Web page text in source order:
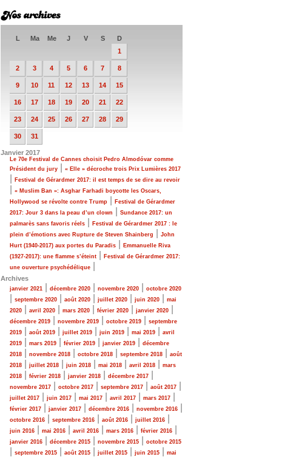
L Ma Me J V S
D
1
2 3 4 5 6 7 8
9 10 11 12 13 14 15
16 17 18 19 20 21 22
23 24 25 26 27 28 29
30 31
Janvier 2017
Le 70e Festival de Cannes choisit Pedro Almodóvar comme
Président du jury
« Elle » décroche trois Prix Lumières 2017
Festival de Gérardmer 2017: il est temps de se dire au revoir
« Muslim Ban »: Asghar Farhadi boycotte les Oscars,
Hollywood se révolte contre Trump
Festival de Gérardmer
2017: Jour 3 dans la peau d’un clown
Sundance 2017: un
palmarès sans favoris réels
Festival de Gérardmer 2017 : le
plein d’émotions avec Rupture de Steven Shainberg
John
Hurt (1940-2017) aux portes du Paradis
Emmanuelle Riva
(1927-2017): une flamme s’éteint
Festival de Gérardmer 2017:
une ouverture psychédélique
Archives
janvier 2021 décembre 2020 novembre 2020 octobre 2020
septembre 2020 août 2020 juillet 2020 juin 2020
mai
2020
avril 2020 mars 2020 février 2020 janvier 2020
décembre 2019 novembre 2019 octobre 2019
septembre
2019
août 2019 juillet 2019 juin 2019 mai 2019
avril
2019
mars 2019 février 2019 janvier 2019
décembre
2018
novembre 2018 octobre 2018 septembre 2018
août
2018
juillet 2018 juin 2018 mai 2018 avril 2018
mars
2018
février 2018 janvier 2018 décembre 2017
novembre 2017 octobre 2017 septembre 2017 août 2017
juillet 2017 juin 2017 mai 2017 avril 2017 mars 2017
février 2017 janvier 2017 décembre 2016 novembre 2016
octobre 2016 septembre 2016 août 2016 juillet 2016
juin 2016 mai 2016 avril 2016 mars 2016 février 2016
janvier 2016 décembre 2015 novembre 2015 octobre 2015
septembre 2015 août 2015 juillet 2015 juin 2015
mai